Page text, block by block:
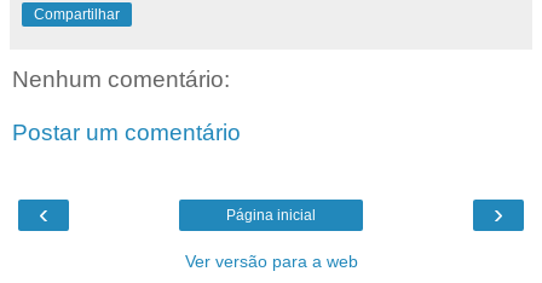
Compartilhar
Nenhum comentário:
Postar um comentário
‹ ›
Página inicial
Ver versão para a web